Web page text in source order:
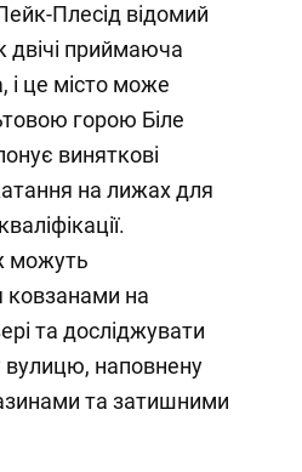
Плесід відомий
двічі приймаюча
і це місто може
горою Біле
виняткові
на лижах для
можуть
ковзанами на
та досліджувати
вулицю, наповнену
та затишними